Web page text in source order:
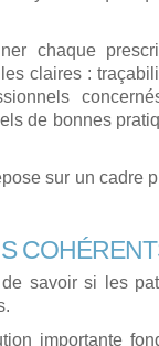
chaque
claires :
de bonnes
sur un cadre
savoir si les
importante